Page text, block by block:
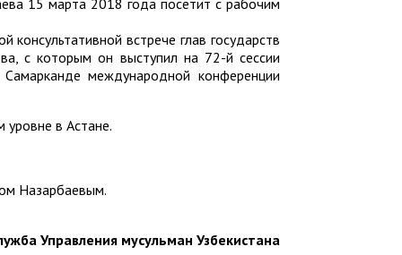
15 марта 2018 года посетит с рабочим
встрече глав государств
с которым он выступил на 72-й сессии
международной конференции
в Астане.
Назарбаевым.
Управления мусульман Узбекистана